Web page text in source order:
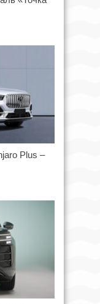
Plus –